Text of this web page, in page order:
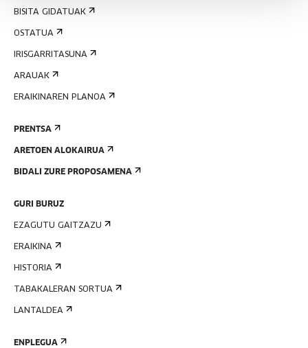
BISITA GIDATUAK
OSTATUA
IRISGARRITASUNA
ARAUAK
ERAIKINAREN PLANOA
PRENTSA
ARETOEN ALOKAIRUA
BIDALI ZURE PROPOSAMENA
GURI BURUZ
EZAGUTU GAITZAZU
ERAIKINA
HISTORIA
TABAKALERAN SORTUA
LANTALDEA
ENPLEGUA